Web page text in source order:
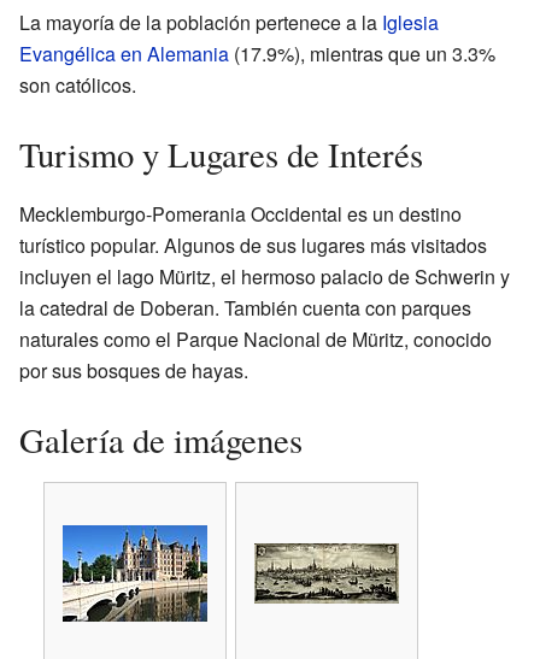
La mayoría de la población pertenece a la Iglesia
Evangélica en Alemania (17.9%), mientras que un 3.3%
son católicos.
Turismo y Lugares de Interés
Mecklemburgo-Pomerania Occidental es un destino
turístico popular. Algunos de sus lugares más visitados
incluyen el lago Müritz, el hermoso palacio de Schwerin y
la catedral de Doberan. También cuenta con parques
naturales como el Parque Nacional de Müritz, conocido
por sus bosques de hayas.
Galería de imágenes